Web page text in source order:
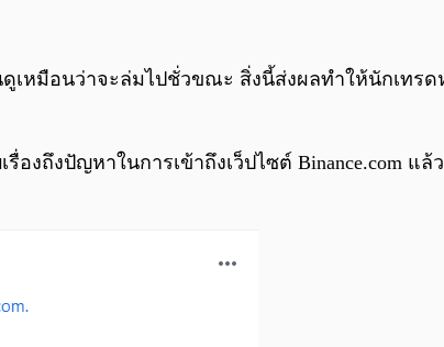
เหมือนว่าจะล่มไปชั่วขณะ สิ่งนี้ส่งผลทำให้นักเทร
รื่องถึงปัญหาในการเข้าถึงเว็ปไซต์ Binance.com